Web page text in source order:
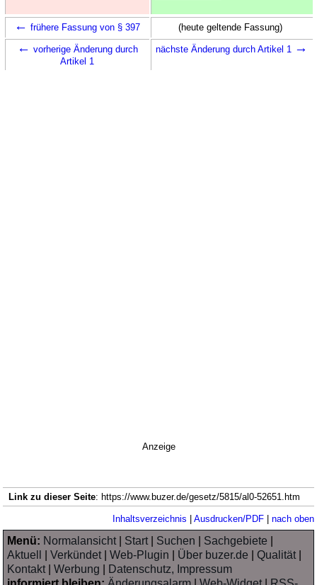
← frühere Fassung von § 397 (heute geltende Fassung)
← vorherige Änderung durch
Artikel 1
nächste Änderung durch Artikel 1 →
Anzeige
Link zu dieser Seite: https://www.buzer.de/gesetz/5815/al0-52651.htm
Inhaltsverzeichnis | Ausdrucken/PDF| nach oben
Menü: Normalansicht| Start| Suchen Sachgebiete
Aktuell
|Verkündet|Web-Plugin Über buzer.de |Qualität|
Kontakt|Werbung
Datenschutz, Impressum